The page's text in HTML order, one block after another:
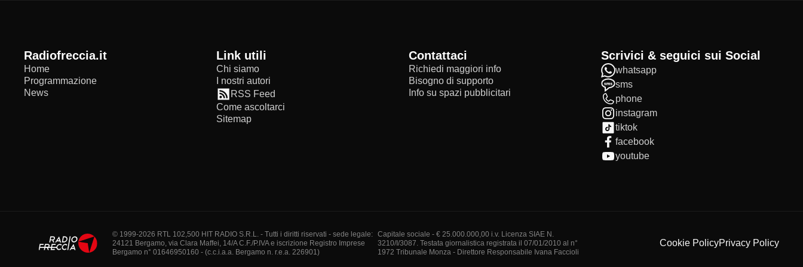
radiofreccia.it
Home
Programmazione
News
Link utili
Chi siamo
I nostri autori
RSS Feed
Come ascoltarci
Sitemap
Contattaci
Richiedi maggiori info
Bisogno di supporto
Info su spazi pubblicitari
Scrivici & seguici sui Social
whatsapp
sms
phone
instagram
tiktok
facebook
youtube
© 1999-2026 RTL 102,500 HIT RADIO S.R.L. - Tutti i diritti riservati - sede legale:
24121 Bergamo, via Clara Maffei, 14/A C.F./P.IVA e iscrizione Registro Imprese
Bergamo n° 01646950160 - (c.c.i.a.a. Bergamo n. r.e.a. 226901)
Capitale sociale - € 25.000.000,00 i.v. Licenza SIAE N.
3210/I/3087. Testata giornalistica registrata il 07/01/2010 al n°
1972 Tribunale Monza - Direttore Responsabile Ivana Faccioli
Cookie PolicyPrivacy Policy